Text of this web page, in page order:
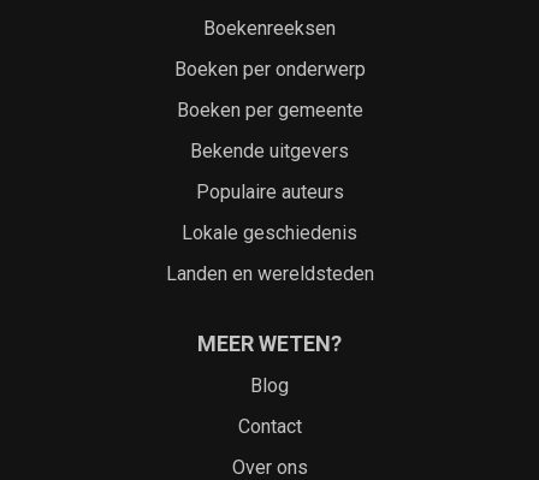
Boekenreeksen
Boeken per onderwerp
Boeken per gemeente
Bekende uitgevers
Populaire auteurs
Lokale geschiedenis
Landen en wereldsteden
MEER WETEN?
Blog
Contact
Over ons